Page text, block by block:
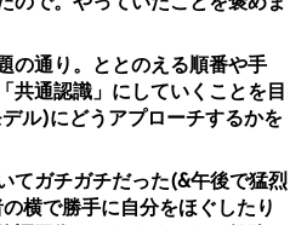
ので。やっていたことを褒めま
の通り。ととのえる順番や手
共通認識」にしていくことを目
ル)にどうアプローチするかを
てガチガチだった(&午後で猛烈
横で勝手に自分をほぐしたり